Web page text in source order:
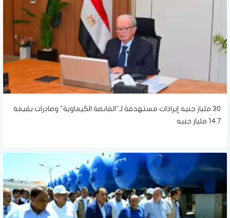
30 مليار جنيه إيرادات مستهدفة لـ"القابضة الكيماوية" وصادرات بقيمة
14.7 مليار جنيه